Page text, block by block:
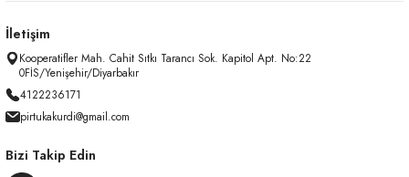
İletişim
Kooperatifler Mah. Cahit Sıtkı Tarancı Sok. Kapitol Apt. No:22
0FİS/Yenişehir/Diyarbakır
4122236171
pirtukakurdi@gmail.com
Bizi Takip Edin